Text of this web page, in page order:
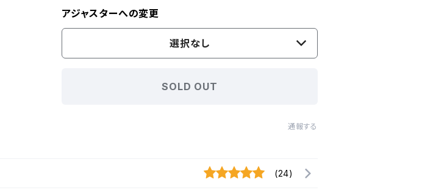
アジャスターへの変更
選択なし
SOLD OUT
通報する
(24)